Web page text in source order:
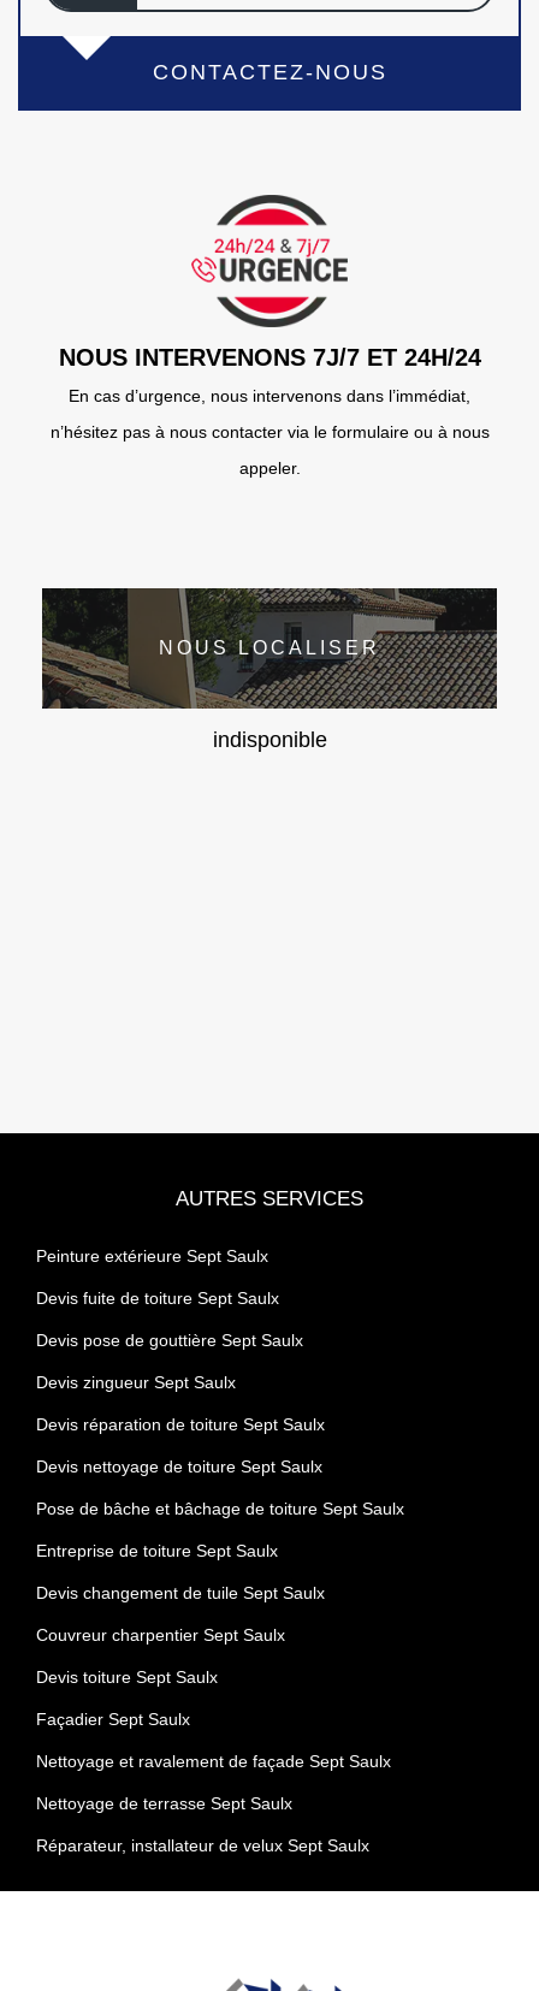
CONTACTEZ-NOUS
NOUS INTERVENONS 7J/7 ET 24H/24
En cas d’urgence, nous intervenons dans l’immédiat,
n’hésitez pas à nous contacter via le formulaire ou à nous
appeler.
NOUS LOCALISER
indisponible
AUTRES SERVICES
Peinture extérieure Sept Saulx
Devis fuite de toiture Sept Saulx
Devis pose de gouttière Sept Saulx
Devis zingueur Sept Saulx
Devis réparation de toiture Sept Saulx
Devis nettoyage de toiture Sept Saulx
Pose de bâche et bâchage de toiture Sept Saulx
Entreprise de toiture Sept Saulx
Devis changement de tuile Sept Saulx
Couvreur charpentier Sept Saulx
Devis toiture Sept Saulx
Façadier Sept Saulx
Nettoyage et ravalement de façade Sept Saulx
Nettoyage de terrasse Sept Saulx
Réparateur, installateur de velux Sept Saulx